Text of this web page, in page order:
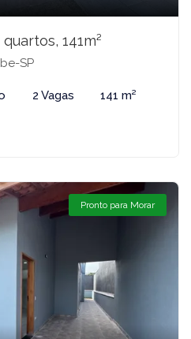
141m²
SP
2 Vagas 141 m²
Pronto para Morar